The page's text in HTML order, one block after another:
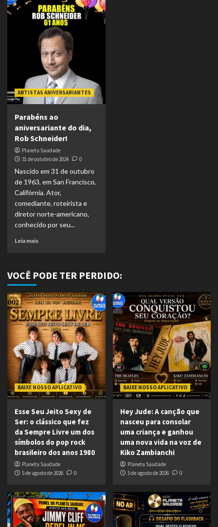
ARTISTAS ANIVERSARIANTES
Parabéns ao
aniversariante do dia,
Rob Schneider!
Planeta Saudade
31 de outubro de 2024
0
Nascido em 31 de outubro
de 1963, em San Francisco,
Califórnia. Ator,
comediante, roteirista e
diretor norte-americano,
conhecido por seu...
Leia mais
VOCÊ PODE TER PERDIDO:
BAIXE NOSSO APLICATIVO
Esse Seu Jeito Sexy de
Ser: o clássico que fez
da Sempre Livre um dos
símbolos do pop rock
brasileiro dos anos 1980
Planeta Saudade
5 de agosto de 2026
0
BAIXE NOSSO APLICATIVO
Hey Jude: A canção que
nasceu para consolar
uma criança e ganhou
uma nova vida na voz de
Kiko Zambianchi
Planeta Saudade
5 de agosto de 2026
0